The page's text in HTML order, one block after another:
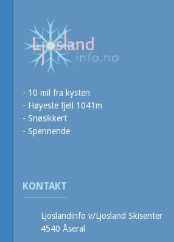
- 10 mil fra kysten
- Høyeste fjell 1041m
- Snøsikkert
- Spennende
KONTAKT
Ljoslandinfo v/Ljosland Skisenter
4540 Åseral